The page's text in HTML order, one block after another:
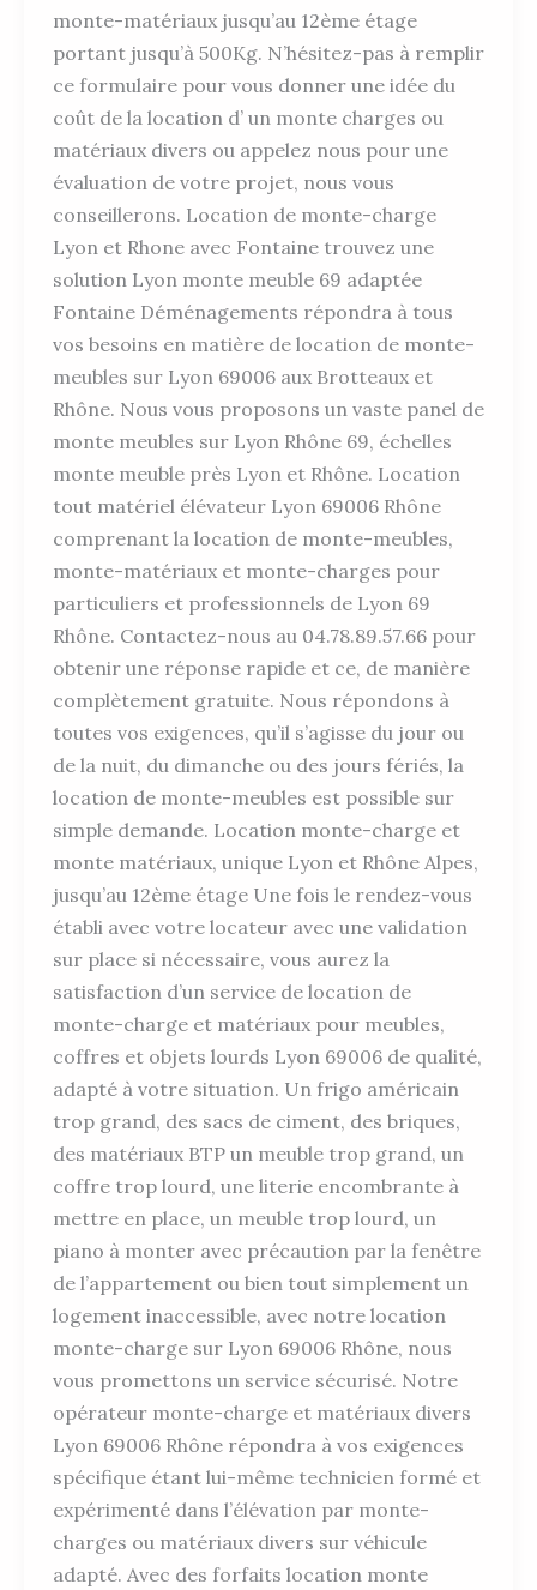
monte-matériaux jusqu’au 12ème étage
portant jusqu’à 500Kg. N’hésitez-pas à remplir
ce formulaire pour vous donner une idée du
coût de la location d’ un monte charges ou
matériaux divers ou appelez nous pour une
évaluation de votre projet, nous vous
conseillerons. Location de monte-charge
Lyon et Rhone avec Fontaine trouvez une
solution Lyon monte meuble 69 adaptée
Fontaine Déménagements répondra à tous
vos besoins en matière de location de monte-
meubles sur Lyon 69006 aux Brotteaux et
Rhône. Nous vous proposons un vaste panel de
monte meubles sur Lyon Rhône 69, échelles
monte meuble près Lyon et Rhône. Location
tout matériel élévateur Lyon 69006 Rhône
comprenant la location de monte-meubles,
monte-matériaux et monte-charges pour
particuliers et professionnels de Lyon 69
Rhône. Contactez-nous au 04.78.89.57.66 pour
obtenir une réponse rapide et ce, de manière
complètement gratuite. Nous répondons à
toutes vos exigences, qu’il s’agisse du jour ou
de la nuit, du dimanche ou des jours fériés, la
location de monte-meubles est possible sur
simple demande. Location monte-charge et
monte matériaux, unique Lyon et Rhône Alpes,
jusqu’au 12ème étage Une fois le rendez-vous
établi avec votre locateur avec une validation
sur place si nécessaire, vous aurez la
satisfaction d’un service de location de
monte-charge et matériaux pour meubles,
coffres et objets lourds Lyon 69006 de qualité,
adapté à votre situation. Un frigo américain
trop grand, des sacs de ciment, des briques,
des matériaux BTP un meuble trop grand, un
coffre trop lourd, une literie encombrante à
mettre en place, un meuble trop lourd, un
piano à monter avec précaution par la fenêtre
de l’appartement ou bien tout simplement un
logement inaccessible, avec notre location
monte-charge sur Lyon 69006 Rhône, nous
vous promettons un service sécurisé. Notre
opérateur monte-charge et matériaux divers
Lyon 69006 Rhône répondra à vos exigences
spécifique étant lui-même technicien formé et
expérimenté dans l’élévation par monte-
charges ou matériaux divers sur véhicule
adapté. Avec des forfaits location monte